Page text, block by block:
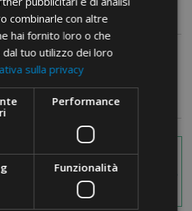
Obrazy
wymiary
combinarle con altre
hai fornito loro o che
dal tuo utilizzo dei loro
sulla privacy
Performance
Funzionalità